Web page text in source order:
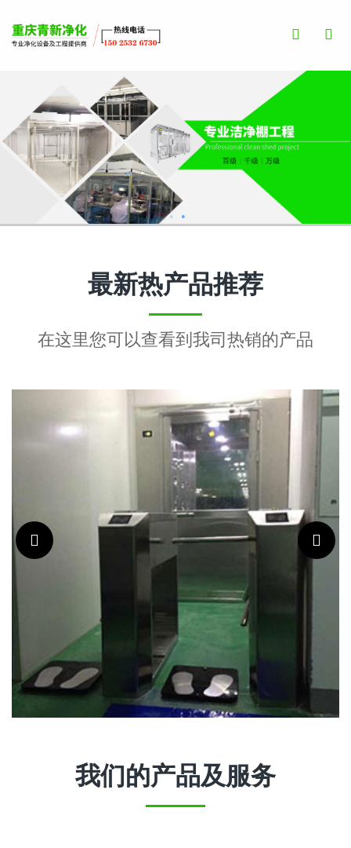
Toggle
Search
最新热产品推荐
在这里您可以查看到我司热销的产品
我们的产品及服务